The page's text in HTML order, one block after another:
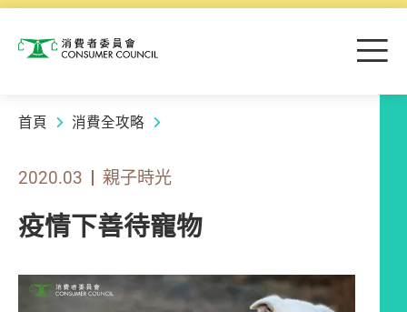
消費者委員會 目
首頁 消費全攻略
2020.03 親子時光
疫情下善待寵物